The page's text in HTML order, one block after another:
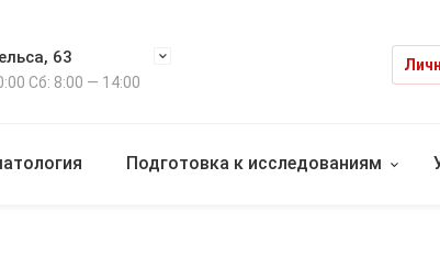
63
Сб: 8:00 — 14:00
Подготовка к исследованиям